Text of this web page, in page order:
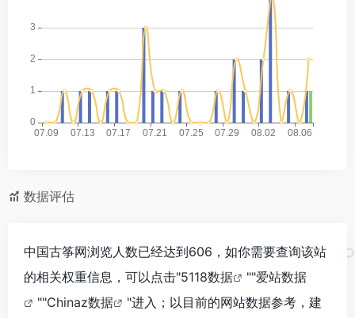
数据评估
中国古筝网浏览人数已经达到606，如你需要查询该站
的相关权重信息，可以点击"5118数据 ""爱站数据
""Chinaz数据
"进入；以目前的网站数据参考，建